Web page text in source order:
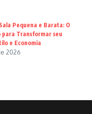
Pequena e Barata: O
para Transformar seu
e Economia
2026